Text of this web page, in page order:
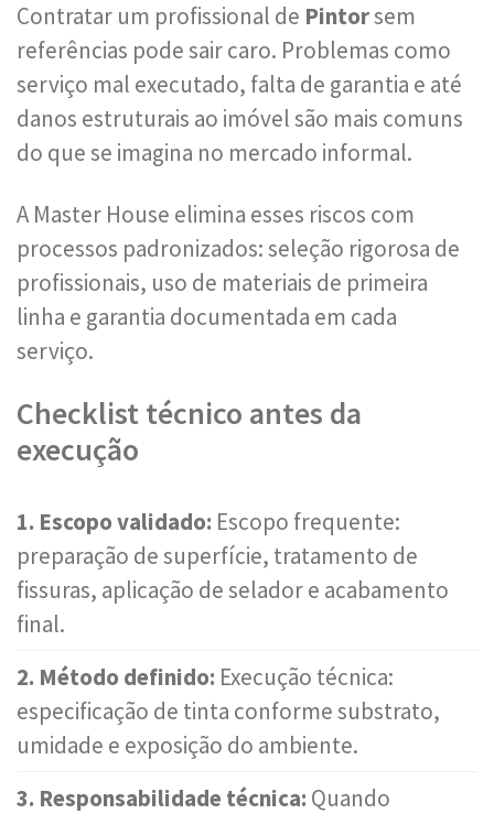
Contratar um profissional de Pintorsem
referências pode sair caro. Problemas como
serviço mal executado, falta de garantia e até
danos estruturais ao imóvel são mais comuns
do que se imagina no mercado informal.
A Master House elimina esses riscos com
processos padronizados: seleção rigorosa de
profissionais, uso de materiais de primeira
linha e garantia documentada em cada
serviço.
Checklist técnico antes da
execução
1. Escopo validado: Escopo frequente:
preparação de superfície, tratamento de
fissuras, aplicação de selador e acabamento
final.
2. Método definido: Execução técnica:
especificação de tinta conforme substrato,
umidade e exposição do ambiente.
3. Responsabilidade técnica: Quando